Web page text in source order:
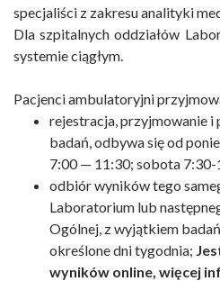
specjaliści z zakresu analityki
Dla szpitalnych oddziałów
systemie ciągłym.
Pacjenci ambulatoryjni
rejestracja, przyjmowanie i
badań, odbywa sięod
7:00 — 11:30; sobota
odbiór wyników tego
Laboratorium lub
Ogólnej, z wyjątkiem
określone dni tygodnia;
wyników online, więcej